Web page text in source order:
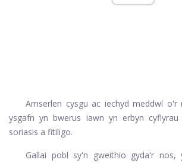
Amserlen cysgu ac iechyd meddwl o'r
ysgafn yn bwerus iawn yn erbyn
soriasis a fitiligo.
Gallai pobl sy'n gweithio gyda'r